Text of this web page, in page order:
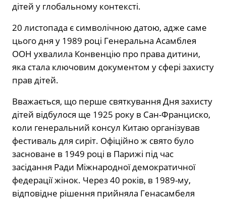
дітей у глобальному контексті.
20 листопада є символічною датою, адже саме
цього дня у 1989 році Генеральна Асамблея
ООН ухвалила Конвенцію про права дитини,
яка стала ключовим документом у сфері захисту
прав дітей.
Вважається, що перше святкування Дня захисту
дітей відбулося ще 1925 року в Сан-Франциско,
коли генеральний консул Китаю організував
фестиваль для сиріт. Офіційно ж свято було
засноване в 1949 році в Парижі під час
засідання Ради Міжнародної демократичної
федерації жінок. Через 40 років, в 1989-му,
відповідне рішення прийняла Генасамбеля